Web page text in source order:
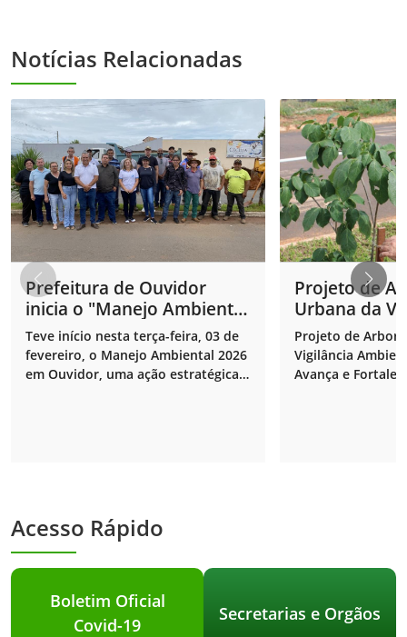
Notícias Relacionadas
Prefeitura de Ouvidor
inicia o "Manejo Ambiental
2026" com força total no
combate ao mosquito da
dengue.
Teve início nesta terça-feira, 03 de
fevereiro, o Manejo Ambiental 2026
em Ouvidor, uma ação estratégica e
Projeto de
Urbana da
Ambiental.
Projeto de
Vigilância
Avança e
Acesso Rápido
Boletim Oficial
Covid-19
Secretarias e Orgãos